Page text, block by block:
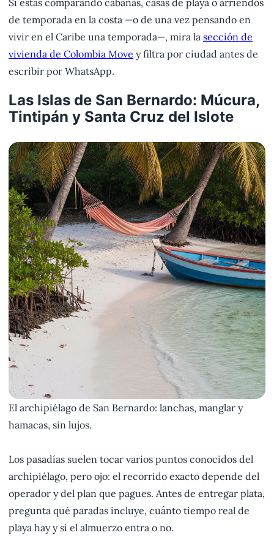
Si estás comparando cabañas, casas de playa o arriendos
de temporada en la costa —o de una vez pensando en
vivir en el Caribe una temporada—, mira la sección de
vivienda de Colombia Move y filtra por ciudad antes de
escribir por WhatsApp.
Las Islas de San Bernardo: Múcura,
Tintipán y Santa Cruz del Islote
El archipiélago de San Bernardo: lanchas, manglar y
hamacas, sin lujos.
Los pasadías suelen tocar varios puntos conocidos del
archipiélago, pero ojo: el recorrido exacto depende del
operador y del plan que pagues. Antes de entregar plata,
pregunta qué paradas incluye, cuánto tiempo real de
playa hay y si el almuerzo entra o no.